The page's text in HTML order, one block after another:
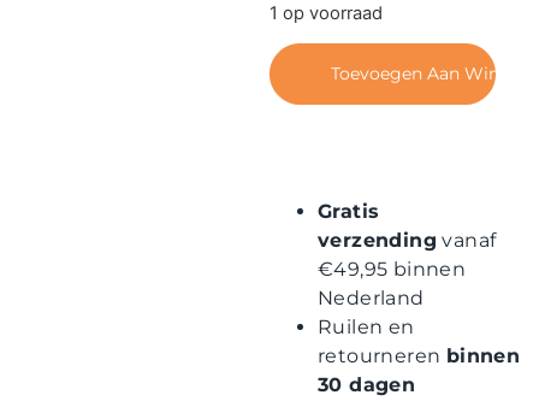
1 op voorraad
Toevoegen Aan
Gratis
verzending vanaf
€49,95 binnen
Nederland
Ruilen en
retourneren binnen
30 dagen